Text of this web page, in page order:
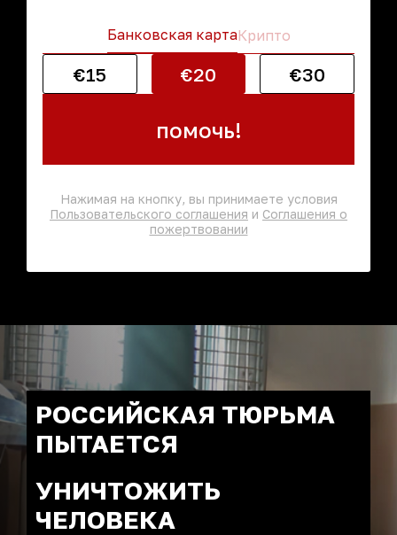
Банковская картаКрипто
€15 €20 €30
помочь!
Нажимая на кнопку, вы принимаете условия
Пользовательского соглашения и Соглашения о
пожертвовании
РОССИЙСКАЯ ТЮРЬМА
ПЫТАЕТСЯ
УНИЧТОЖИТЬ
ЧЕЛОВЕКА